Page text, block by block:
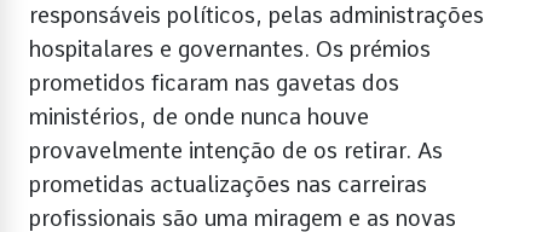
responsáveis políticos, pelas administrações
hospitalares e governantes. Os prémios
prometidos ficaram nas gavetas dos
ministérios, de onde nunca houve
provavelmente intenção de os retirar. As
prometidas actualizações nas carreiras
profissionais são uma miragem e as novas